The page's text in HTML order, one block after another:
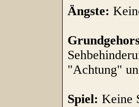
Ängste:
"Achtung"
Spiel: Keine